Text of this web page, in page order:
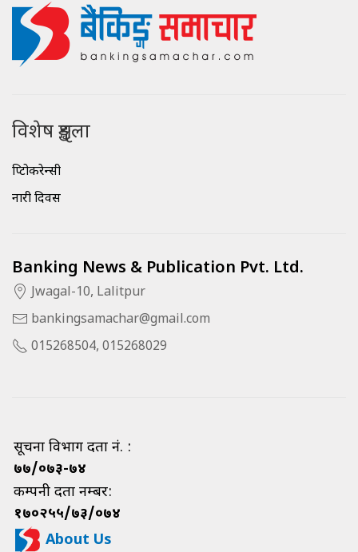
विशेष शृङ्खला
क्रिप्टोकरेन्सी
नारी दिवस
Banking News & Publication Pvt. Ltd.
Jwagal-10, Lalitpur
bankingsamachar@gmail.com
015268504, 015268029
सूचना विभाग दर्ता नं. :
७७/०७३-७४
कम्पनी दर्ता नम्बर:
१७०२५५/७३/०७४
About Us